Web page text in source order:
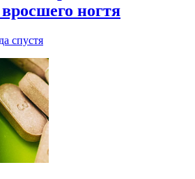
ногтя
спустя